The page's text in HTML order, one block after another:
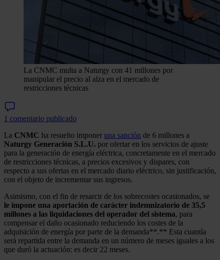
La CNMC multa a Naturgy con 41 millones por
manipular el precio al alza en el mercado de
restricciones técnicas
1 comentario publicado
La CNMC ha resuelto imponer una sanción de 6 millones a
Naturgy Generación S.L.U. por ofertar en los servicios de ajuste
para la generación de energía eléctrica, concretamente en el mercado
de restricciones técnicas, a precios excesivos y dispares, con
respecto a sus ofertas en el mercado diario eléctrico, sin justificación,
con el objeto de incrementar sus ingresos.
Asimismo, con el fin de resarcir de los sobrecostes ocasionados, se
le impone una aportación de carácter indemnizatorio de 35,5
millones a las liquidaciones del operador del sistema, para
compensar el daño ocasionado reduciendo los costes de la
adquisición de energía por parte de la demanda**.** Esta cuantía
será repartida entre la demanda en un número de meses iguales a los
que duró la actuación: es decir 22 meses.